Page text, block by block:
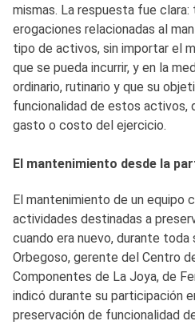
mismas. La respuesta fue clara:
erogaciones relacionadas al
tipo de activos, sin importar el
que se pueda incurrir, y en la
ordinario, rutinario y que su
funcionalidad de estos activos,
gasto o costo del ejercicio.
El mantenimiento desde la
El mantenimiento de un equipo
actividades destinadas a
cuando era nuevo, durante toda
Orbegoso, gerente del Centro
Componentes de La Joya, de
indicó durante su participación
preservación de funcionalidad